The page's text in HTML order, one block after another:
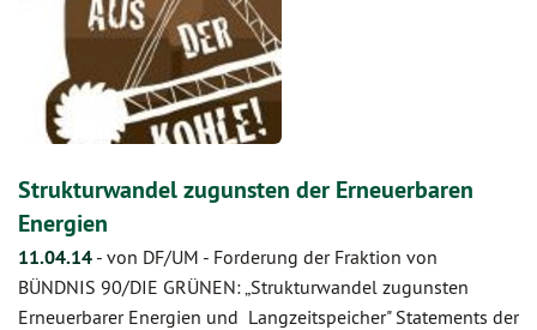
Strukturwandel zugunsten der Erneuerbaren
Energien
11.04.14 - von DF/UM - Forderung der Fraktion von
BÜNDNIS 90/DIE GRÜNEN: „Strukturwandel zugunsten
Erneuerbarer Energien und Langzeitspeicher" Statements der